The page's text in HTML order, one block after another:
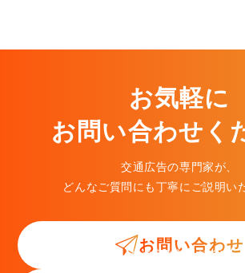
お気軽に
お問い合わせく
交通広告の専門家が、
どんなご質問にも丁寧にご説明い
お問い合わせ
交通広告入門ガイド